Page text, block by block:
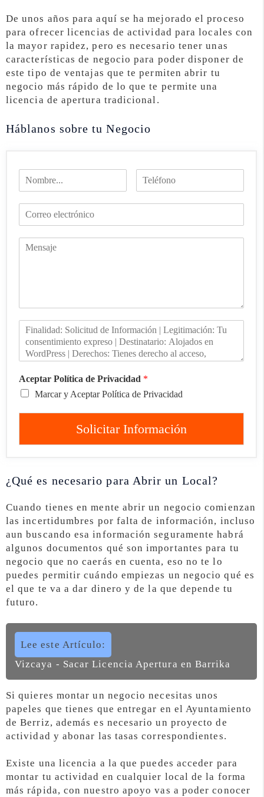
De unos años para aquí se ha mejorado el proceso
para ofrecer licencias de actividad para locales con
la mayor rapidez, pero es necesario tener unas
características de negocio para poder disponer de
este tipo de ventajas que te permiten abrir tu
negocio más rápido de lo que te permite una
licencia de apertura tradicional.
Háblanos sobre tu Negocio
Aceptar Política de Privacidad *
Marcar y Aceptar Política de Privacidad
Solicitar Información
¿Qué es necesario para Abrir un Local?
Cuando tienes en mente abrir un negocio comienzan
las incertidumbres por falta de información, incluso
aun buscando esa información seguramente habrá
algunos documentos qué son importantes para tu
negocio que no caerás en cuenta, eso no te lo
puedes permitir cuándo empiezas un negocio qué es
el que te va a dar dinero y de la que depende tu
futuro.
Lee este Artículo:
Vizcaya - Sacar Licencia Apertura en Barrika
Si quieres montar un negocio necesitas unos
papeles que tienes que entregar en el Ayuntamiento
de Berriz, además es necesario un proyecto de
actividad y abonar las tasas correspondientes.
Existe una licencia a la que puedes acceder para
montar tu actividad en cualquier local de la forma
más rápida, con nuestro apoyo vas a poder conocer